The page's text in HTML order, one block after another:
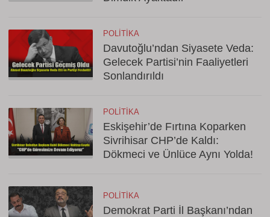
POLITIKA
Davutoğlu’ndan Siyasete Veda:
Gelecek Partisi’nin Faaliyetleri
Sonlandırıldı
POLITIKA
Eskişehir’de Fırtına Koparken
Sivrihisar CHP’de Kaldı:
Dökmeci ve Ünlüce Aynı Yolda!
POLITIKA
Demokrat Parti İl Başkanı’ndan